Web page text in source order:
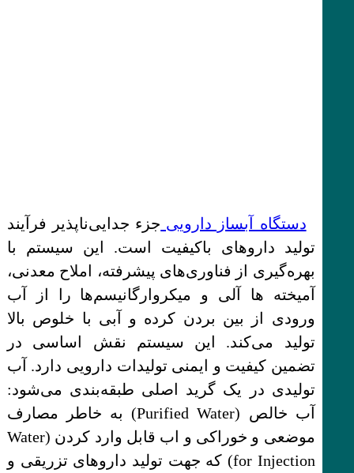
دستگاه آبساز دارویی جزء جدایی‌ناپذیر فرآیند
تولید داروهای باکیفیت است. این سیستم با
بهره‌گیری از فناوری‌های پیشرفته، املاح معدنی،
آمیخته ها آلی و میکروارگانیسم‌ها را از آب
ورودی از بین بردن کرده و آبی با خلوص بالا
تولید می‌کند. این سیستم نقش اساسی در
تضمین کیفیت و ایمنی تولیدات دارویی دارد. آب
تولیدی در یک گرید اصلی طبقه‌بندی می‌شود:
آب خالص (Purified Water) به خاطر مصارف
موضعی و خوراکی و اب قابل وارد کردن (Water
for Injection) که جهت تولید داروهای تزریقی و